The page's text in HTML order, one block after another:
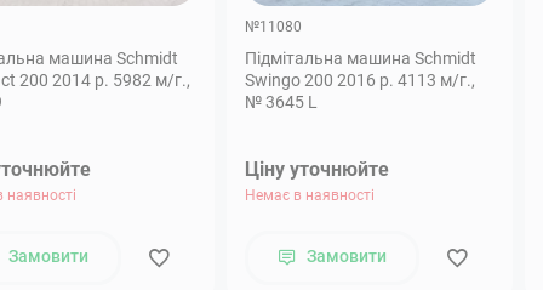
машина Schmidt
200 2014 р. 5982 м/г.,
наявності
Замовити
№11080
Підмітальна машина Schmidt
Swingo 200 2016 р. 4113 м/г.,
№ 3645 L
Ціну уточнюйте
Немає в наявності
Замовити